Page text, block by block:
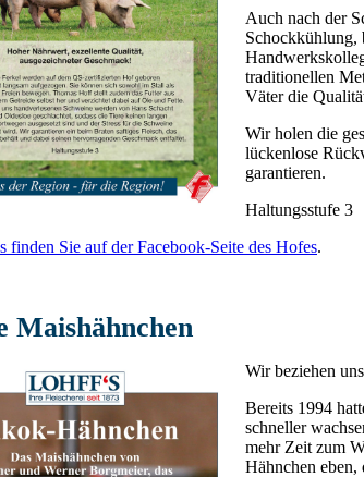
Auch nach der
Schockkühlung,
traditionellen
Väter die
Wir holen die
lückenlose
garantieren.
Haltungsstufe 3
finden Sie auf der Facebook-Seite des Hofes.
Maishähnchen
Wir beziehen
Bereits 1994
schneller
mehr Zeit zum
Hähnchen eben,